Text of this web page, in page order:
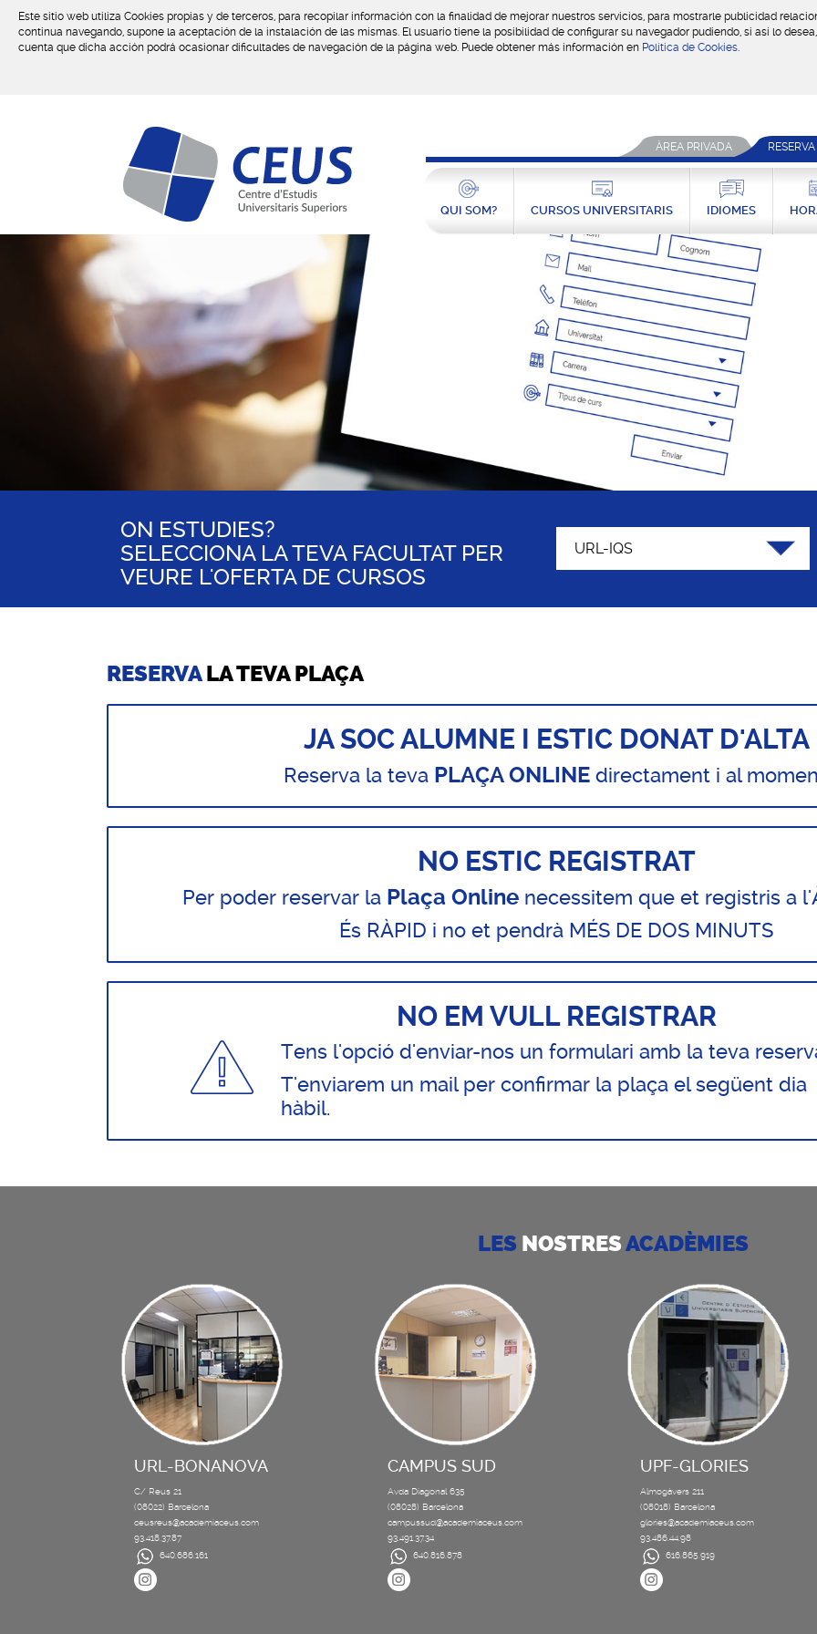
Este sitio web utiliza Cookies propias y de terceros, para recopilar información con la finalidad de mejorar nuestros servicios, para mostrarle publicidad
continua navegando, supone la aceptación de la instalación de las mismas. El usuario tiene la posibilidad de configurar su navegador pudiendo, si así lo
cuenta que dicha acción podrá ocasionar dificultades de navegación de la página web. Puede obtener más información en Política de Cookies.
ÀREA PRIVADA
QUI SOM? CURSOS UNIVERSITARIS IDIOMES
ON ESTUDIES?
SELECCIONA LA TEVA FACULTAT PER
VEURE L'OFERTA DE CURSOS
RESERVALA TEVA PLAÇA
JA SOC ALUMNE I ESTIC DONAT D'ALTA
Reserva la teva PLAÇA ONLINEdirectament i al
NO ESTIC REGISTRAT
Per poder reservar la Plaça Onlinenecessitem que et registris a
És RÀPID i no et pendrà MÉS DE DOS MINUTS
NO EM VULL REGISTRAR
Tens l'opció d'enviar-nos un formulari amb la teva
T'enviarem un mail per confirmar la plaça el següent dia
hàbil.
LES NOSTRESACADÈMIES
URL-BONANOVA
C/ Reus 21
(08022) Barcelona
ceusreus@academiaceus.com
93.418.37.87
640.686.161
CAMPUS SUD
Avda Diagonal 635
(08028) Barcelona
campussud@academiaceus.com
93.491.37.34
640.816.878
UPF-GLORIES
Almogàvers 211
(08018) Barcelona
glories@academiaceus.com
93.486.44.98
616.865.919